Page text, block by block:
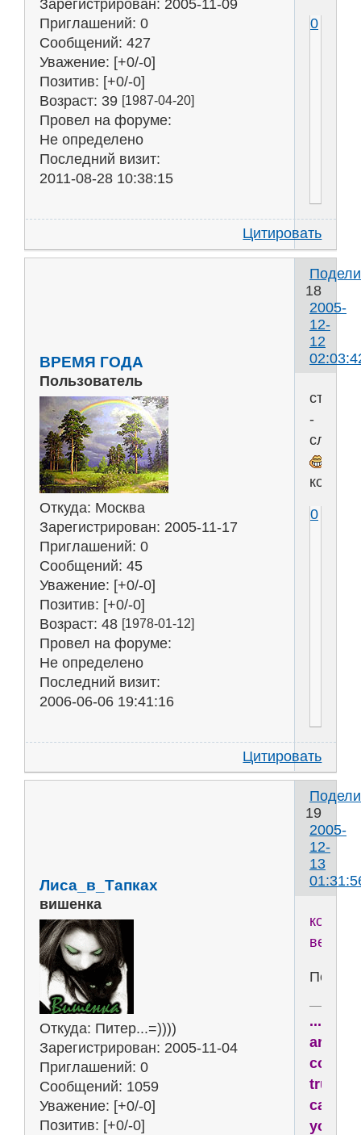
Зарегистрирован: 2005-11-09
Приглашений: 0
Сообщений: 427
Уважение: [+0/-0]
Позитив: [+0/-0]
Возраст: 39 [1987-04-20]
Провел на форуме:
Не определено
Последний визит:
2011-08-28 10:38:15
0
Цитировать
18
2005-
12-
12
ВРЕМЯ ГОДА
Пользователь
Откуда: Москва
Зарегистрирован: 2005-11-17
Приглашений: 0
Сообщений: 45
Уважение: [+0/-0]
Позитив: [+0/-0]
Возраст: 48 [1978-01-12]
Провел на форуме:
Не определено
Последний визит:
2006-06-06 19:41:16
-
колесо
0
Цитировать
19
2005-
12-
13
Лиса_в_Тапках
вишенка
Откуда: Питер...=))))
Зарегистрирован: 2005-11-04
Приглашений: 0
Сообщений: 1059
Уважение: [+0/-0]
Позитив: [+0/-0]
колесо-
весло
Печаль
are
coming
true,
cause
your